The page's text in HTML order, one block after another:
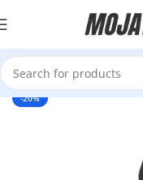
-20%